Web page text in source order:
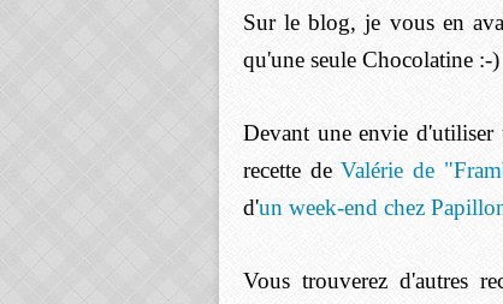
Sur le blog, je vous en
qu'une seule Chocolatine :-)
Devant une envie
recette deValérie de
d'un week-end chez
Vous trouverez d'autres